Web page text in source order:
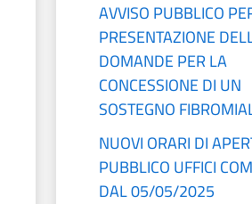
AVVISO PUBBLICO
PRESENTAZIONE
DOMANDE PER LA
CONCESSIONE DI UN
SOSTEGNO
NUOVI ORARI DI
PUBBLICO UFFICI
DAL 05/05/2025